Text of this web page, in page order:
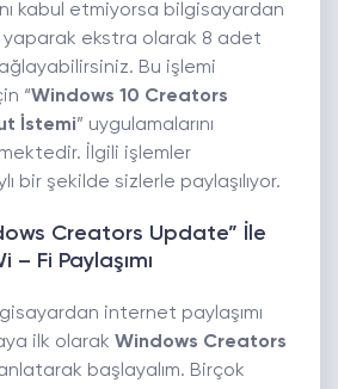
kabul etmiyorsa bilgisayardan
yaparak ekstra olarak 8 adet
Bu işlemi
“Windows 10 Creators
İstemi” uygulamalarını
İlgili işlemler
bir şekilde sizlerle paylaşılıyor.
Creators Update” İle
Fi Paylaşımı
internet paylaşımı
ilk olarak Windows Creators
anlatarak başlayalım. Birçok